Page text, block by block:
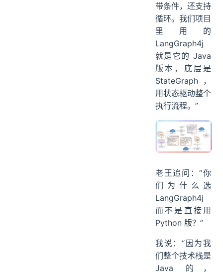
带条件，还支持
循环。我们项目
里用的
LangGraph4j
就是它的 Java
版本，底层是
StateGraph，
用状态驱动整个
执行流程。”
老王追问：“你
们为什么选
LangGraph4j
而不是直接用
Python 版？”
我说：“因为我
们整个技术栈是
Java 的，